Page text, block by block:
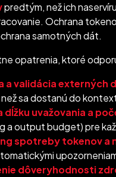
predtým, než ich
Ochrana
samotných dát.
opatrenia, ktoré
a validácia externých
sa dostanú do
dĺžku uvažovania a
a output budget) pre
spotreby tokenov a
dôveryhodnosti